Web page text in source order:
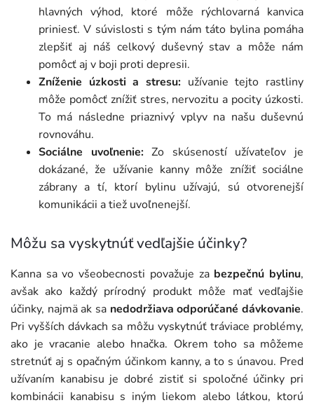
hlavných výhod, ktoré môže rýchlovarná kanvica
priniesť. V súvislosti s tým nám táto bylina pomáha
zlepšiť aj náš celkový duševný stav a môže nám
pomôcť aj v boji proti depresii.
Zníženie úzkosti a stresu: užívanie tejto rastliny
môže pomôcť znížiť stres, nervozitu a pocity úzkosti.
To má následne priaznivý vplyv na našu duševnú
rovnováhu.
Sociálne uvoľnenie:Zo skúseností užívateľov je
dokázané, že užívanie kanny môže znížiť sociálne
zábrany a tí, ktorí bylinu užívajú, sú otvorenejší
komunikácii a tiež uvoľnenejší.
Môžu sa vyskytnúť vedľajšie účinky?
Kanna sa vo všeobecnosti považuje zabezpečnú bylinu,
avšak ako každý prírodný produkt môže mať vedľajšie
účinky, najmä ak sa nedodržiava odporúčané dávkovanie.
Pri vyšších dávkach sa môžu vyskytnúť tráviace problémy,
ako je vracanie alebo hnačka. Okrem toho sa môžeme
stretnúť aj s opačným účinkom kanny, a to s únavou. Pred
užívaním kanabisu je dobré zistiť si spoločné účinky pri
kombinácii kanabisu s iným liekom alebo látkou, ktorú